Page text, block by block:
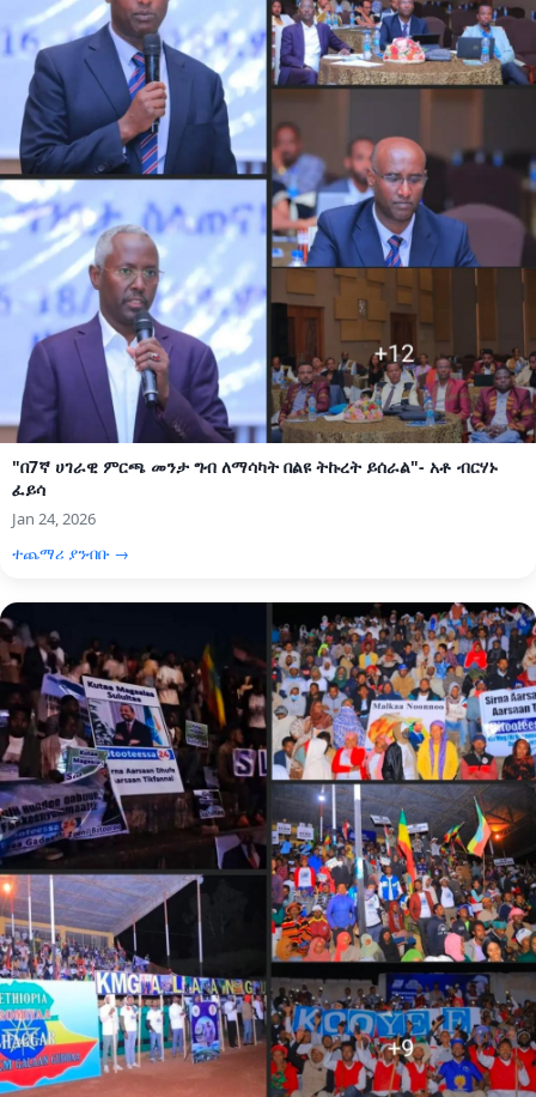
"በ7ኛ ሀገራዊ ምርጫ መንታ ግብ ለማሳካት በልዩ ትኩረት ይሰራል"- አቶ ብርሃኑ
ፈይሳ
Jan 24, 2026
ተጨማሪ ያንብቡ →